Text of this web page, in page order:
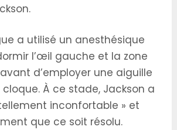
a utilisé un anesthésique
l’œil gauche et la zone
d’employer une aiguille
À ce stade, Jackson a
inconfortable » et
que ce soit résolu.